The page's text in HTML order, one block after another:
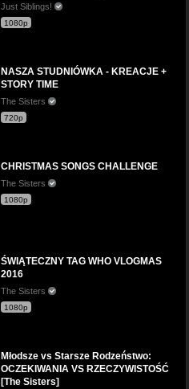
Just Siblings!
1080p
NASZA STUDNIÓWKA - KREACJE +
STORY TIME
The Sisters
720p
CHRISTMAS SONGS CHALLENGE
The Sisters
1080p
ŚWIĄTECZNY TAG WHO VLOGMAS
2016
The Sisters
1080p
Młodsze vs Starsze Rodzeństwo:
OCZEKIWANIA VS RZECZYWISTOŚĆ
[The Sisters]